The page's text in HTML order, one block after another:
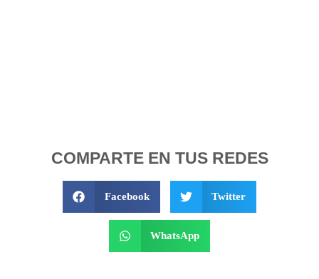
COMPARTE EN TUS REDES
Facebook Twitter
WhatsApp